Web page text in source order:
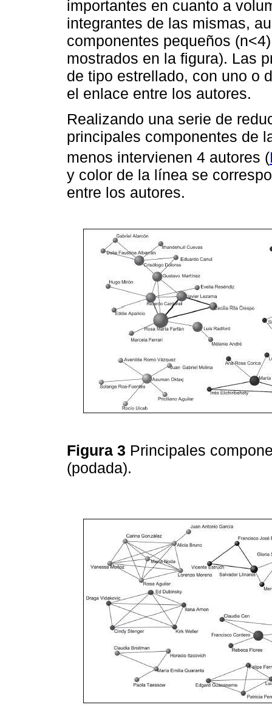
importantes en cuanto a
integrantes de las mismas,
componentes pequeños
mostrados en la ﬁgura). Las
de tipo estrellado, con uno o
el enlace entre los autores.
Realizando una serie de
principales componentes de
menos intervienen 4 autores (
y color de la línea se
entre los autores.
Figura 3 Principales
(podada).